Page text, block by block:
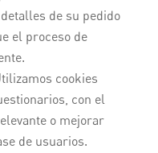
de su pedido
el proceso de
cookies
con el
o mejorar
de usuarios.